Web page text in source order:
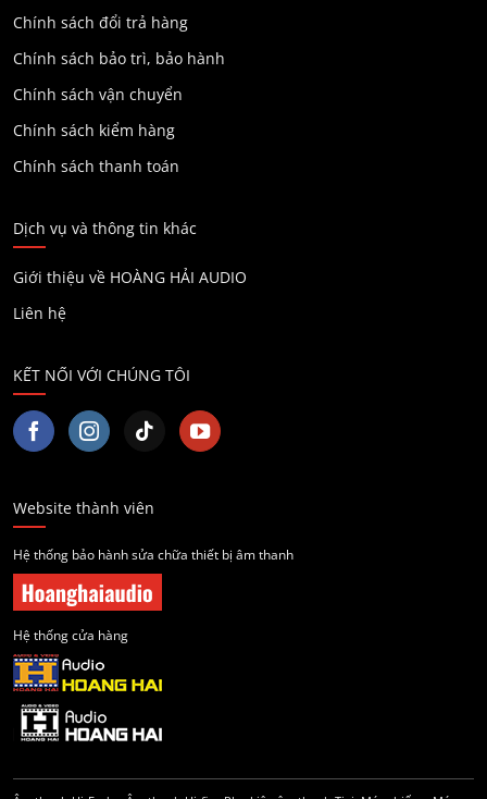
Chính sách đổi trả hàng
Chính sách bảo trì, bảo hành
Chính sách vận chuyển
Chính sách kiểm hàng
Chính sách thanh toán
Dịch vụ và thông tin khác
Giới thiệu về HOÀNG HẢI AUDIO
Liên hệ
KẾT NỐI VỚI CHÚNG TÔI
Website thành viên
Hệ thống bảo hành sửa chữa thiết bị âm thanh
Hệ thống cửa hàng